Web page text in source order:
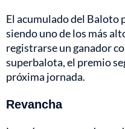
El acumulado del Baloto
siendo uno de los más
registrarse un ganador
superbalota, el premio
próxima jornada.
Revancha